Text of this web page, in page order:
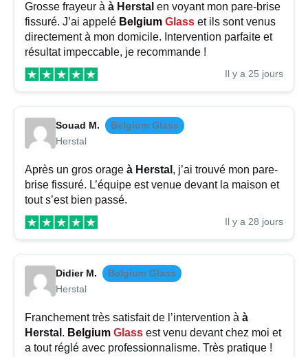
Grosse frayeur à à Herstal en voyant mon pare-brise
fissuré. J’ai appelé Belgium Glass et ils sont venus
directement à mon domicile. Intervention parfaite et
résultat impeccable, je recommande !
Il y a 25 jours
Souad M.
Belgium Glass
Herstal
Après un gros orage à Herstal , j’ai trouvé mon pare-
brise fissuré. L’équipe est venue devant la maison et
tout s’est bien passé.
Il y a 28 jours
Didier M.
Belgium Glass
Herstal
Franchement très satisfait de l’intervention à à
Herstal . Belgium Glass est venu devant chez moi et
a tout réglé avec professionnalisme. Très pratique !